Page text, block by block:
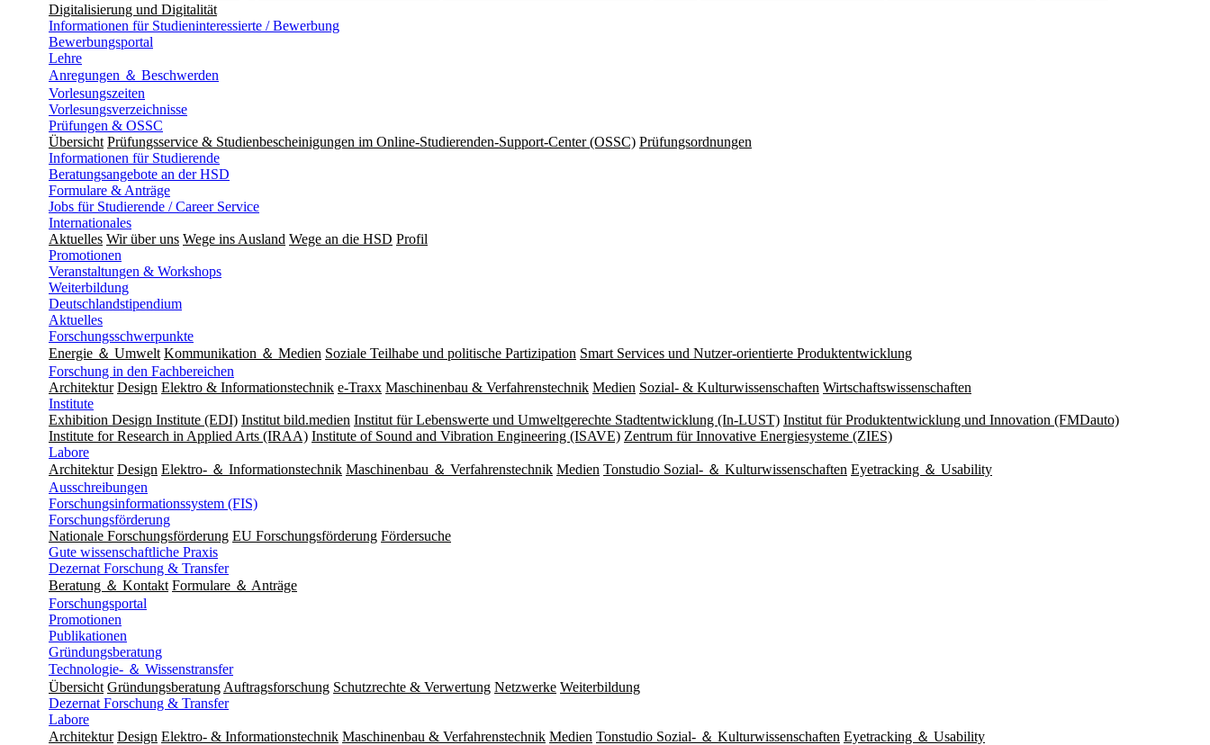
Digitalisierung und Digitalität
Informationen für Studieninteressierte / Bewerbung
Bewerbungsportal
Lehre
Anregungen ＆ Beschwerden
Vorlesungszeiten
Vorlesungsverzeichnisse
Prüfungen & OSSC
Übersicht Prüfungsservice & Studienbescheinigungen im Online-Studierenden-Support-Center (OSSC) Prüfungsordnungen
Informationen für Studierende
Beratungsangebote an der HSD
Formulare & Anträge
Jobs für Studierende / Career Service
Internationales
Aktuelles Wir über uns Wege ins Ausland Wege an die HSD Profil
Promotionen
Veranstaltungen & Workshops
Weiterbildung
Deutschlandstipendium
Aktuelles
Forschungsschwerpunkte
Energie ＆ Umwelt Kommunikation ＆ Medien Soziale Teilhabe und politische Partizipation Smart Services und Nutzer-orientierte Produktentwicklung
Forschung in den Fachbereichen
Architektur Design Elektro & Informationstechnik e-Traxx Maschinenbau & Verfahrenstechnik Medien Sozial- & Kulturwissenschaften Wirtschaftswissenschaften
Institute
Exhibition Design Institute (EDI) Institut bild.medien Institut für Lebenswerte und Umweltgerechte Stadtentwicklung (In-LUST) Institut für Produktentwicklung und Innovation (FMDauto)
Institute for Research in Applied Arts (IRAA) Institute of Sound and Vibration Engineering (ISAVE) Zentrum für Innovative Energiesysteme (ZIES)
Labore
Architektur Design Elektro- ＆ Informationstechnik Maschinenbau ＆ Verfahrenstechnik Medien Tonstudio Sozial- ＆ Kulturwissenschaften Eyetracking ＆ Usability
Ausschreibungen
Forschungsinformationssystem (FIS)
Forschungsförderung
Nationale Forschungsförderung EU Forschungsförderung Fördersuche
Gute wissenschaftliche Praxis
Dezernat Forschung & Transfer
Beratung ＆ Kontakt Formulare ＆ Anträge
Forschungsportal
Promotionen
Publikationen
Gründungsberatung
Technologie- ＆ Wissenstransfer
Übersicht Gründungsberatung Auftragsforschung Schutzrechte & Verwertung Netzwerke Weiterbildung
Dezernat Forschung & Transfer
Labore
Architektur Design Elektro- & Informationstechnik Maschinenbau & Verfahrenstechnik Medien Tonstudio Sozial- ＆ Kulturwissenschaften Eyetracking ＆ Usability